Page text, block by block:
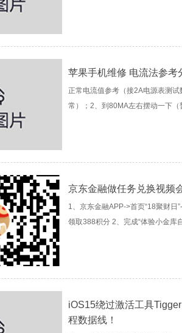
苹果手机维修 电流法参考
正常电流值参考（接2A电源表测
常）；2、到80MA左右摆动一下
京东金融做任务兑换视频
1、京东金融APP->首页“18聚财日
领取388积分 2、完成“体验小金库
iOS15绕过激活工具
程数据线！